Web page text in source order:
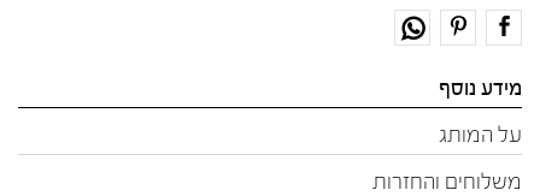
מידע נוסף
על המותג
משלוחים והחזרות